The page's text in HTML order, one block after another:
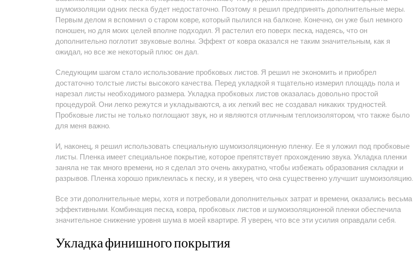
шумоизоляции одних песка будет недостаточно. Поэтому я решил предпринять дополнительные меры.
Первым делом я вспомнил о старом ковре, который пылился на балконе. Конечно, он уже был немного
поношен, но для моих целей вполне подходил. Я растелил его поверх песка, надеясь, что он
дополнительно поглотит звуковые волны. Эффект от ковра оказался не таким значительным, как я
ожидал, но все же некоторый плюс он дал.
Следующим шагом стало использование пробковых листов. Я решил не экономить и приобрел
достаточно толстые листы высокого качества. Перед укладкой я тщательно измерил площадь пола и
нарезал листы необходимого размера. Укладка пробковых листов оказалась довольно простой
процедурой. Они легко режутся и укладываются, а их легкий вес не создавал никаких трудностей.
Пробковые листы не только поглощают звук, но и являются отличным теплоизолятором, что также было
для меня важно.
И, наконец, я решил использовать специальную шумоизоляционную пленку. Ее я уложил под пробковые
листы. Пленка имеет специальное покрытие, которое препятствует прохождению звука. Укладка пленки
заняла не так много времени, но я сделал это очень аккуратно, чтобы избежать образования складки и
разрывов. Пленка хорошо приклеилась к песку, и я уверен, что она существенно улучшит шумоизоляцию.
Все эти дополнительные меры, хотя и потребовали дополнительных затрат и времени, оказались весьма
эффективными. Комбинация песка, ковра, пробковых листов и шумоизоляционной пленки обеспечила
значительное снижение уровня шума в моей квартире. Я уверен, что все эти усилия оправдали себя.
Укладка финишного покрытия